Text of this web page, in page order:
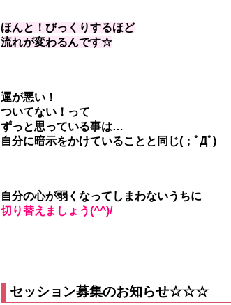
ほんと！びっくりするほど
流れが変わるんです☆
運が悪い！
ついてない！って
ずっと思っている事は…
自分に暗示をかけていることと同じ(；ﾟДﾟ)
自分の心が弱くなってしまわないうちに
切り替えましょう(^^)/
セッション募集のお知らせ☆☆☆